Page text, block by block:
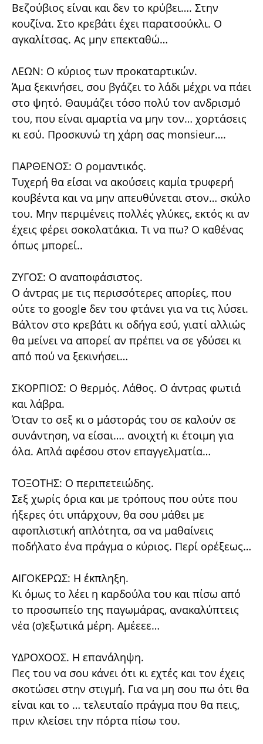
Βεζούβιος είναι και δεν το κρύβει…. Στην
κουζίνα. Στο κρεβάτι έχει παρατσούκλι. Ο
αγκαλίτσας. Ας μην επεκταθώ…
ΛΕΩΝ: Ο κύριος των προκαταρτικών.
Άμα ξεκινήσει, σου βγάζει το λάδι μέχρι να πάει
στο ψητό. Θαυμάζει τόσο πολύ τον ανδρισμό
του, που είναι αμαρτία να μην τον… χορτάσεις
κι εσύ. Προσκυνώ τη χάρη σας monsieur….
ΠΑΡΘΕΝΟΣ: Ο ρομαντικός.
Τυχερή θα είσαι να ακούσεις καμία τρυφερή
κουβέντα και να μην απευθύνεται στον… σκύλο
του. Μην περιμένεις πολλές γλύκες, εκτός κι αν
έχεις φέρει σοκολατάκια. Τι να πω? Ο καθένας
όπως μπορεί..
ΖΥΓΟΣ: Ο αναποφάσιστος.
Ο άντρας με τις περισσότερες απορίες, που
ούτε το google δεν του φτάνει για να τις λύσει.
Βάλτον στο κρεβάτι κι οδήγα εσύ, γιατί αλλιώς
θα μείνει να απορεί αν πρέπει να σε γδύσει κι
από πού να ξεκινήσει…
ΣΚΟΡΠΙΟΣ: Ο θερμός. Λάθος. Ο άντρας φωτιά
και λάβρα.
Όταν το σεξ κι ο μάστοράς του σε καλούν σε
συνάντηση, να είσαι…. ανοιχτή κι έτοιμη για
όλα. Απλά αφέσου στον επαγγελματία…
ΤΟΞΟΤΗΣ: Ο περιπετειώδης.
Σεξ χωρίς όρια και με τρόπους που ούτε που
ήξερες ότι υπάρχουν, θα σου μάθει με
αφοπλιστική απλότητα, σα να μαθαίνεις
ποδήλατο ένα πράγμα ο κύριος. Περί ορέξεως…
ΑΙΓΟΚΕΡΩΣ: Η έκπληξη.
Κι όμως το λέει η καρδούλα του και πίσω από
το προσωπείο της παγωμάρας, ανακαλύπτεις
νέα (σ)εξωτικά μέρη. Αμέεεε…
ΥΔΡΟΧΟΟΣ. Η επανάληψη.
Πες του να σου κάνει ότι κι εχτές και τον έχεις
σκοτώσει στην στιγμή. Για να μη σου πω ότι θα
είναι και το … τελευταίο πράγμα που θα πεις,
πριν κλείσει την πόρτα πίσω του.